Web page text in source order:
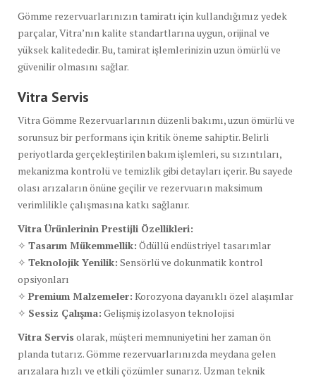
Gömme rezervuarlarınızın tamiratı için kullandığımız yedek
parçalar, Vitra’nın kalite standartlarına uygun, orijinal ve
yüksek kalitededir. Bu, tamirat işlemlerinizin uzun ömürlü ve
güvenilir olmasını sağlar.
Vitra Servis
Vitra Gömme Rezervuarlarının düzenli bakımı, uzun ömürlü ve
sorunsuz bir performans için kritik öneme sahiptir. Belirli
periyotlarda gerçekleştirilen bakım işlemleri, su sızıntıları,
mekanizma kontrolü ve temizlik gibi detayları içerir. Bu sayede
olası arızaların önüne geçilir ve rezervuarın maksimum
verimlilikle çalışmasına katkı sağlanır.
Vitra Ürünlerinin Prestijli Özellikleri:
✧ Tasarım Mükemmellik: Ödüllü endüstriyel tasarımlar
✧ Teknolojik Yenilik: Sensörlü ve dokunmatik kontrol
opsiyonları
✧ Premium Malzemeler: Korozyona dayanıklı özel alaşımlar
✧ Sessiz Çalışma: Gelişmiş izolasyon teknolojisi
Vitra Servis olarak, müşteri memnuniyetini her zaman ön
planda tutarız. Gömme rezervuarlarınızda meydana gelen
arızalara hızlı ve etkili çözümler sunarız. Uzman teknik